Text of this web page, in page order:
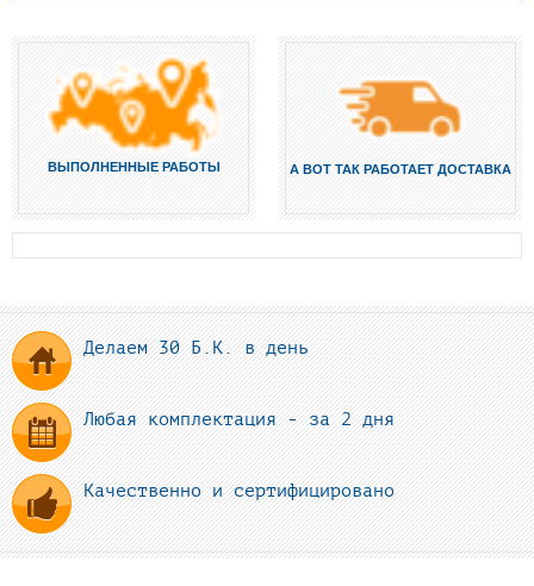
ВЫПОЛНЕННЫЕ РАБОТЫ А ВОТ ТАК РАБОТАЕТ ДОСТАВКА
Делаем 30 Б.К. в день
Любая комплектация - за 2 дня
Качественно и сертифицировано